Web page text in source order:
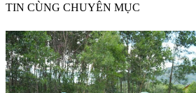
TIN CÙNG CHUYÊN MỤC